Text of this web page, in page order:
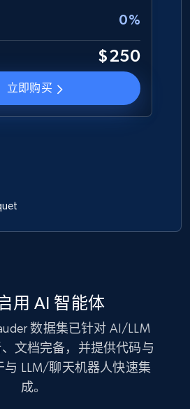
立即购买
id, Product name, Price,
Initial price, and more.
0%
$250
立即购买
用 AI 智能体
数据集已针对 AI/LLM
文档完备，并提供代码与
与 LLM/聊天机器人快速集
成。